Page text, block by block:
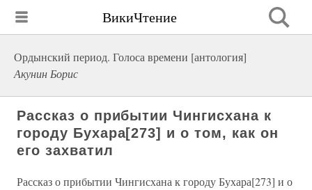
ВикиЧтение
Ордынский период. Голоса времени [антология]
Акунин Борис
Рассказ о прибытии Чингисхана к
городу Бухара[273] и о том, как он
его захватил
Рассказ о прибытии Чингисхана к городу Бухара[273] и о